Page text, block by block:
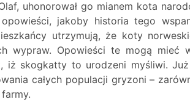
uhonorował go mianem kota
jakoby historia tego
utrzymują, że koty
wypraw. Opowieści te mogą mieć
iż skogkatty to urodzeni myśliwi.
całych populacji gryzoni –